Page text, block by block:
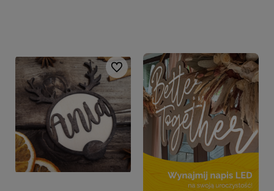
Do ulubionych